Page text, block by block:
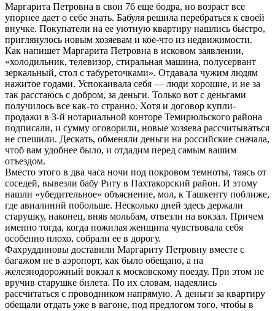
Маргарита Петровна в свои 76 еще бодра, но возраст все
упорнее дает о себе знать. Бабуля решила перебраться к своей
внучке. Покупатели на ее уютную квартиру нашлись быстро,
приглянулось новым хозяевам и кое-что из недвижимости.
Как напишет Маргарита Петровна в исковом заявлении,
«холодильник, телевизор, стиральная машина, полусервант
зеркальный, стол с табуреточками». Отдавала чужим людям
нажитое годами. Успокаивала себя — люди хорошие, и не за
так расстаюсь с добром, за деньги. Только вот с деньгами
получилось все как-то странно. Хотя и договор купли-
продажи в 3-й нотариальной конторе Темирюльского района
подписали, и сумму оговорили, новые хозяева рассчитываться
не спешили. Дескать, обменяли деньги на российские сначала,
чтоб вам удобнее было, и отдадим перед самым вашим
отъездом.
Вместо этого в два часа ночи под покровом темноты, таясь от
соседей, вывезли бабу Риту в Пахтакорский район. И этому
нашли «убедительное» объяснение, мол, к Ташкенту поближе,
где авиалиний побольше. Несколько дней здесь держали
старушку, наконец, вняв мольбам, отвезли на вокзал. Причем
именно тогда, когда пожилая женщина чувствовала себя
особенно плохо, собрали ее в дорогу.
Фахруддиновы доставили Маргариту Петровну вместе с
багажом не в аэропорт, как было обещано, а на
железнодорожный вокзал к московскому поезду. При этом не
вручив старушке билета. По их словам, надеялись
рассчитаться с проводником напрямую. А деньги за квартиру
обещали отдать уже в вагоне, под предлогом того, чтобы в